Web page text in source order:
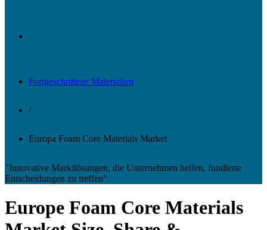
Fortgeschrittene Materialien
/
Europa Foam Core Materials Market
"Innovative Marktlösungen, die Unternehmen helfen, fundierte
Entscheidungen zu treffen"
Europe Foam Core Materials